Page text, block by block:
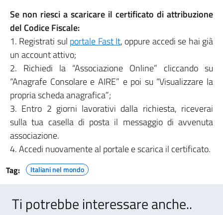
Se non riesci a scaricare il certificato di attribuzione
del Codice Fiscale:
1. Registrati sul portale Fast It, oppure accedi se hai già
un account attivo;
2. Richiedi la “Associazione Online” cliccando su
“Anagrafe Consolare e AIRE” e poi su “Visualizzare la
propria scheda anagrafica”;
3. Entro 2 giorni lavorativi dalla richiesta, riceverai
sulla tua casella di posta il messaggio di avvenuta
associazione.
4. Accedi nuovamente al portale e scarica il certificato.
Tag: Italiani nel mondo
Ti potrebbe interessare anche..